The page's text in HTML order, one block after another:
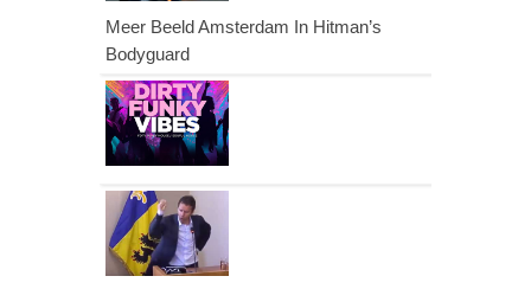
Meer Beeld Amsterdam In Hitman’s
Bodyguard